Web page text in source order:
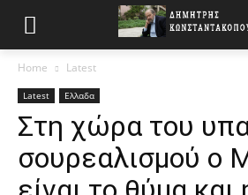
Home Latest
Latest Ελλαδα
Στη χώρα του
σουρεαλισμού ο